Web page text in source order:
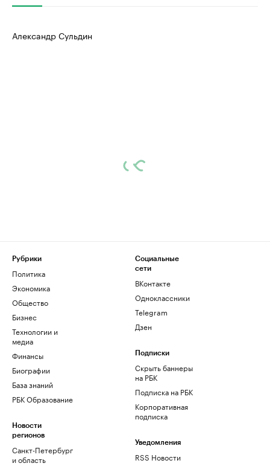
Александр Сульдин
Рубрики
Политика
Экономика
Общество
Бизнес
Технологии и
медиа
Финансы
Биографии
База знаний
РБК Образование
Новости
регионов
Санкт-Петербург
и область
Социальные
сети
ВКонтакте
Одноклассники
Telegram
Дзен
Подписки
Скрыть баннеры
на РБК
Подписка на РБК
Корпоративная
подписка
Уведомления
RSS Новости